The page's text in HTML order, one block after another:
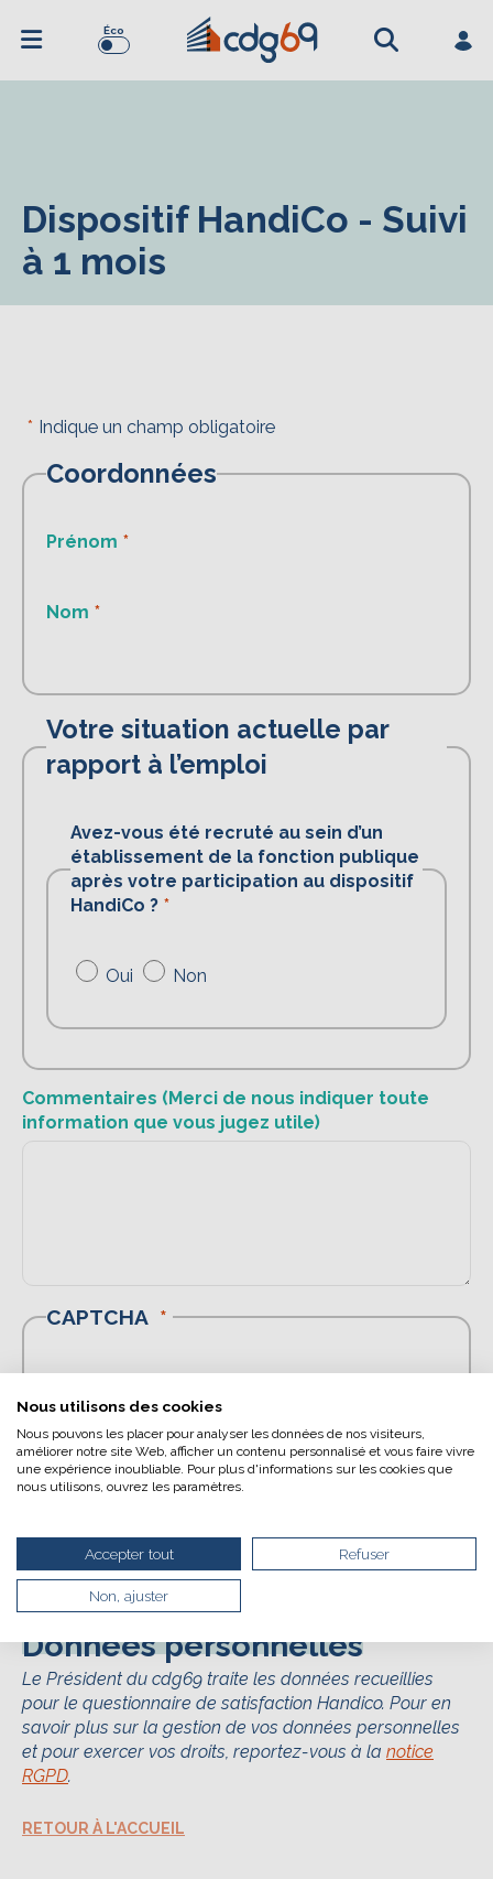
Éco
concerne aussi !
d’une démarche forte d’écoconception.
Si vous aussi vous souhaitez diminuer
drastiquement les besoins énergétiques nécessaires
à votre navigation, vous pouvez
très peu nos serveurs et vous deviendrez ainsi un
acteur majeur de l’écoconception.
Merci pour votre contribution !
ACTIVER LE MODE ÉCO
ANNULER
Dispositif HandiCo - Suivi
à 1 mois
Indique un champ obligatoire
Coordonnées
Prénom
Nom
Votre situation actuelle par
rapport à l’emploi
Avez-vous été recruté au sein d’un
établissement de la fonction publique
après votre participation au dispositif
HandiCo ?
Oui Non
Commentaires (Merci de nous indiquer toute
information que vous jugez utile)
CAPTCHA
Math question (2 + 16 =)
Trouvez la solution de ce problème mathématique simple
et saisissez le résultat. Par exemple, pour 1 + 3, saisissez 4.
ou non afin d'éviter les soumissions de pourriel (spam)
automatisées.
Données personnelles
Le Président du cdg69 traite les données recueillies
pour le questionnaire de satisfaction Handico. Pour en
savoir plus sur la gestion de vos données personnelles
et pour exercer vos droits, reportez-vous à la notice
RGPD.
RETOUR À L'ACCUEIL
Nous utilisons des cookies
Nous pouvons les placer pour analyser les données de nos visiteurs,
améliorer notre site Web, afficher un contenu personnalisé et vous faire vivre
une expérience inoubliable. Pour plus d'informations sur les cookies que
nous utilisons, ouvrez les paramètres.
Accepter tout Refuser
Non, ajuster